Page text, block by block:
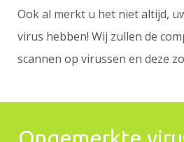
Ook al merkt u het niet altijd,
virus hebben! Wij zullen de
scannen op virussen en deze